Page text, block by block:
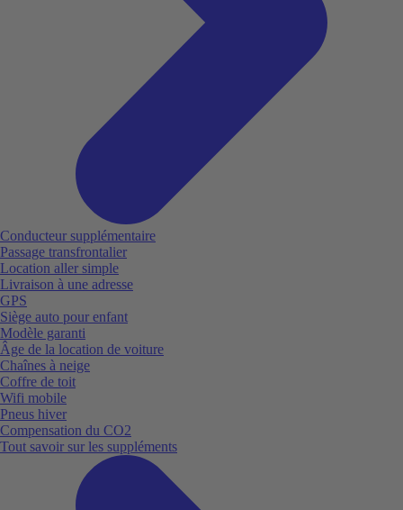
Conducteur supplémentaire
Passage transfrontalier
Location aller simple
Livraison à une adresse
GPS
Siège auto pour enfant
Modèle garanti
Âge de la location de voiture
Chaînes à neige
Coffre de toit
Wifi mobile
Pneus hiver
Compensation du CO2
Tout savoir sur les suppléments